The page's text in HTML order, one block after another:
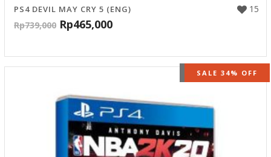
15
PS4 DEVIL MAY CRY 5 (ENG)
Rp739,000 Rp465,000
OUT OF STOCK
SALE 34% OFF